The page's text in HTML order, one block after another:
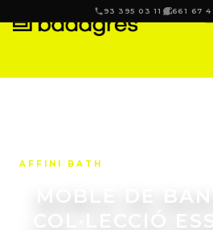
93 395 03 11 661 67
MOBLE DE
AFFINI BATH